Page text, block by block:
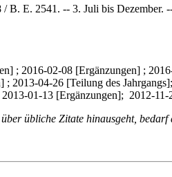
2541. -- 3. Juli bis Dezember.
; 2016-02-08 [Ergänzungen] ;
04-26 [Teilung des
01-13 [Ergänzungen]; 2012-
übliche Zitate hinausgeht,